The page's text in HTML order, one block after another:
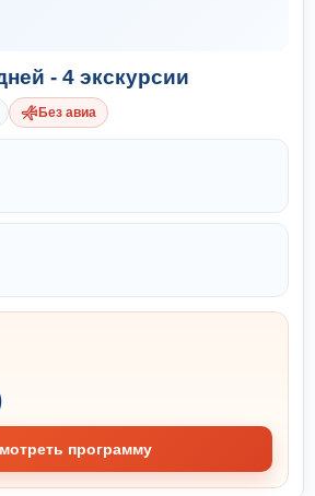
- 4 экскурсии
Без авиа
программу